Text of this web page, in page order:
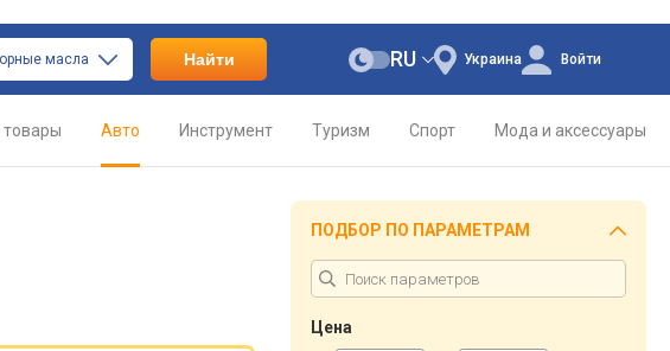
масла Найти Украина
RU Войти
товары Авто Инструмент Туризм Спорт Мода и аксессуары
ПОДБОР ПО ПАРАМЕТРАМ
Цена